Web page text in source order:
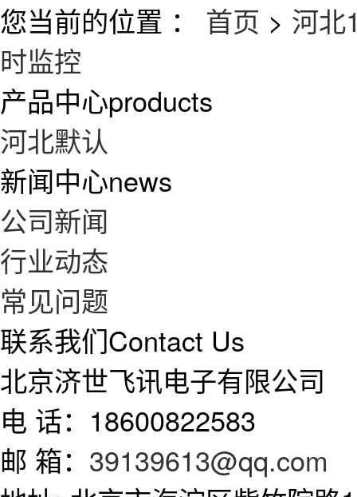
您当前的位置 ： 首页 > 河北
时监控
产品中心products
河北默认
新闻中心news
公司新闻
行业动态
常见问题
联系我们Contact Us
北京济世飞讯电子有限公司
电 话：18600822583
邮 箱： 39139613@qq.com